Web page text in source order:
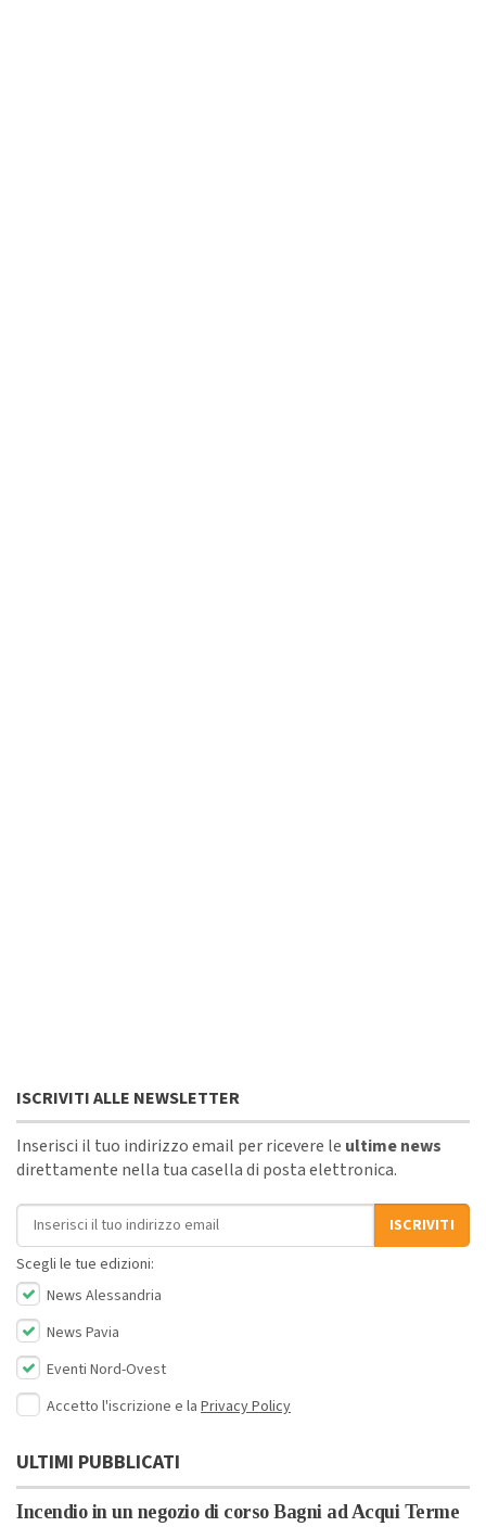
ISCRIVITI ALLE NEWSLETTER
Inserisci il tuo indirizzo email per ricevere le ultime news
direttamente nella tua casella di posta elettronica.
Indirizzo email
ISCRIVITI
Scegli le tue edizioni:
News Alessandria
News Pavia
Eventi Nord-Ovest
Accetto l'iscrizione e la Privacy Policy
ULTIMI PUBBLICATI
Incendio in un negozio di corso Bagni ad Acqui Terme